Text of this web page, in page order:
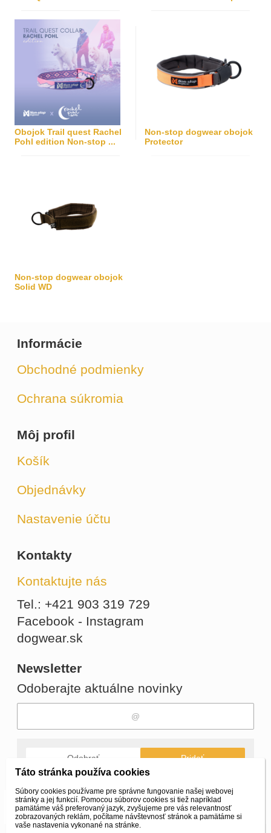
Obojok Trail quest Rachel
Pohl edition Non-stop ...
Non-stop dogwear obojok
Protector
Non-stop dogwear obojok
Solid WD
Informácie
Obchodné podmienky
Ochrana súkromia
Môj profil
Košík
Objednávky
Nastavenie účtu
Kontakty
Kontaktujte nás
Tel.: +421 903 319 729
Facebook - Instagram
dogwear.sk
Newsletter
Odoberajte aktuálne novinky
Odobrať Pridať
© 2026 WEXBO |www.wexbo.com|Prihlásiť
Táto stránka používa cookies
Súbory cookies používame pre správne fungovanie našej webovej
stránky a jej funkcií. Pomocou súborov cookies si tiež napríklad
pamätáme váš preferovaný jazyk, zvyšujeme pre vás relevantnosť
zobrazovaných reklám, počítame návštevnosť stránok a pamätáme si
vaše nastavenia vykonané na stránke.